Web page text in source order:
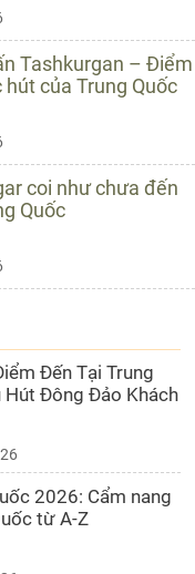
Tashkurgan – Điểm
của Trung Quốc
coi như chưa đến
Quốc
Đến Tại Trung
Hút Đông Đảo Khách
2026: Cẩm nang
từ A-Z